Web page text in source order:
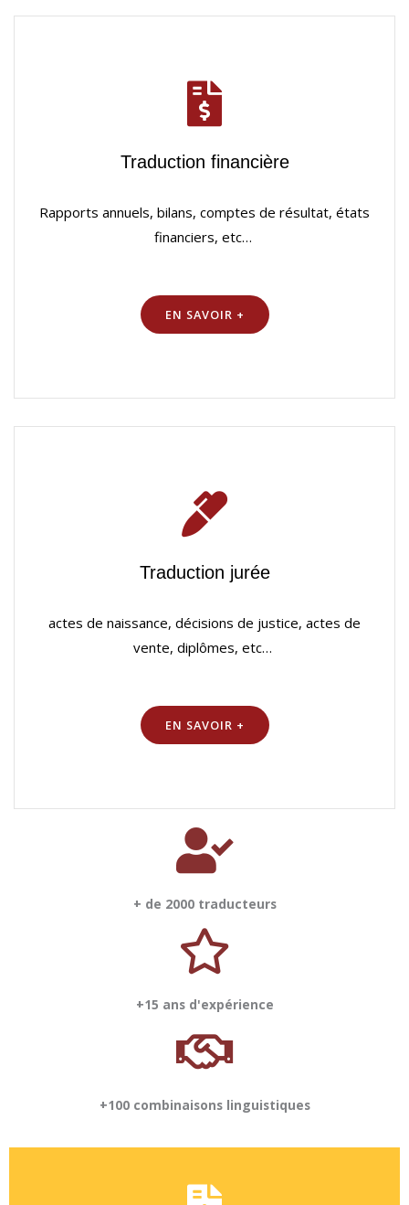
Traduction financière
Rapports annuels, bilans, comptes de résultat, états
financiers, etc…
EN SAVOIR +
Traduction jurée
actes de naissance, décisions de justice, actes de
vente, diplômes, etc…
EN SAVOIR +
+ de 2000 traducteurs
+15 ans d'expérience
+100 combinaisons linguistiques